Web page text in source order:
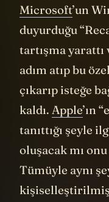
Microsoft’un
duyurduğu
tartışma
adım atıp bu
çıkarıp isteğe
kaldı. Apple’ın
tanıttığı şeyle
oluşacak mı
Tümüyle aynı